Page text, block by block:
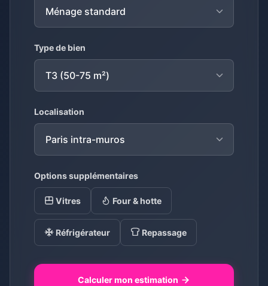
Type de bien
Localisation
Options supplémentaires
Vitres Four & hotte
Réfrigérateur Repassage
Calculer mon estimation